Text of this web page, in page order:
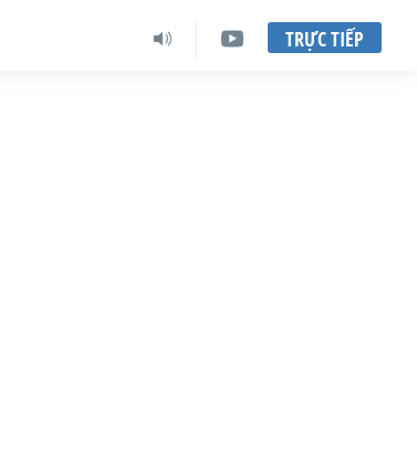
TRỰC TIẾP